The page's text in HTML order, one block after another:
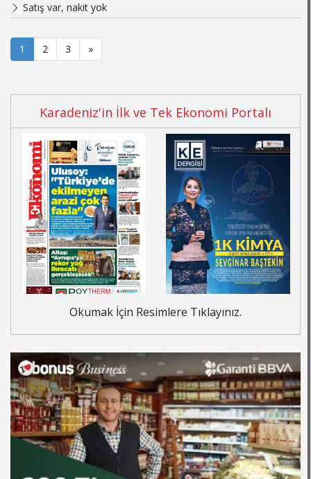
Satış var, nakit yok
1 2 3 »
Karadeniz'in İlk ve Tek Ekonomi Portalı
Okumak İçin Resimlere Tıklayınız.